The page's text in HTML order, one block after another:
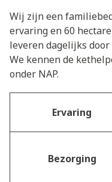
Wij zijn een
ervaring en 60
leveren dagelijks
We kennen de
onder NAP.
Ervaring
Bezorging